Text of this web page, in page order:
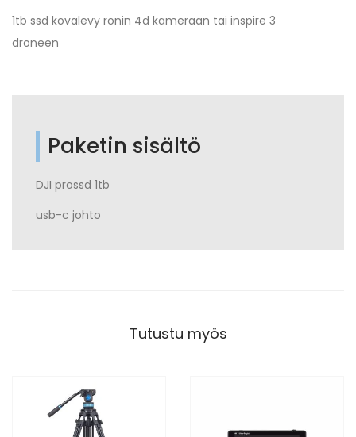
1tb ssd kovalevy ronin 4d kameraan tai inspire 3
droneen
Paketin sisältö
DJI prossd 1tb
usb-c johto
Tutustu myös